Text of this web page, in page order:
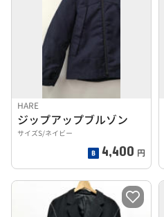
HARE
ジップアップブルゾン
サイズS/ネイビー
4,400 円